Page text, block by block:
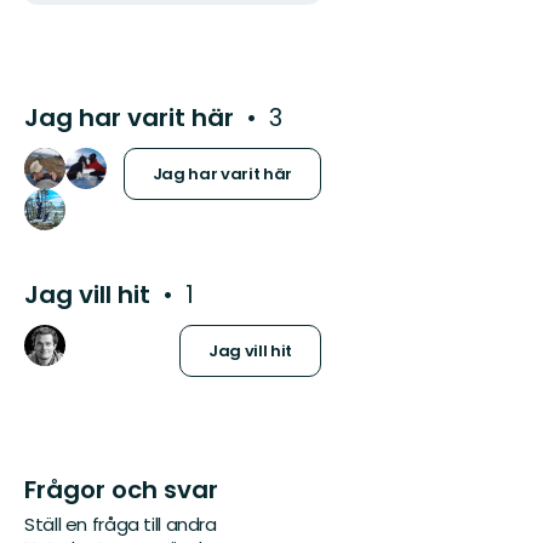
Jag har varit här 3
Jag har varit här
Jag vill hit 1
Jag vill hit
Frågor och svar
Ställ en fråga till andra